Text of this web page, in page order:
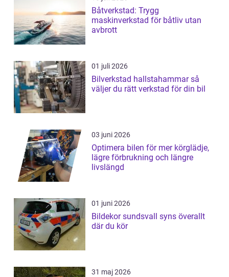
Båtverkstad: Trygg
maskinverkstad för båtliv utan
avbrott
01 juli 2026
Bilverkstad hallstahammar så
väljer du rätt verkstad för din bil
03 juni 2026
Optimera bilen för mer körglädje,
lägre förbrukning och längre
livslängd
01 juni 2026
Bildekor sundsvall syns överallt
där du kör
31 maj 2026